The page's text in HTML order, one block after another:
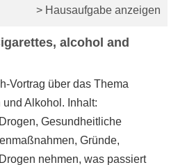
> Hausaufgabe anzeigen
alcohol and
Vortrag über das Thema
Alkohol. Inhalt:
Gesundheitliche
Gründe,
nehmen, was passiert